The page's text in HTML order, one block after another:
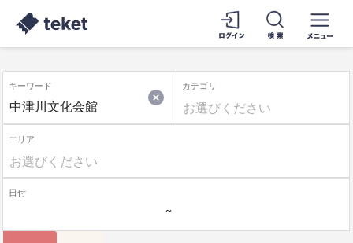
キーワード カテゴリ
エリア
日付